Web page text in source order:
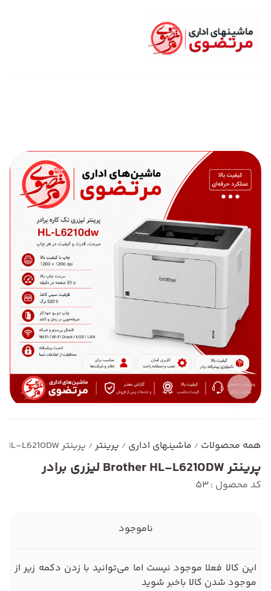
همه محصولات / ماشینهای اداری / پرینتر / پرینتر Brother HL-L6210DW لیزری برادر
پرینتر Brother HL-L6210DW لیزری برادر
کد محصول : 53
ناموجود
این کالا فعلا موجود نیست اما می‌توانید با زدن دکمه زیر از
موجود شدن کالا باخبر شوید